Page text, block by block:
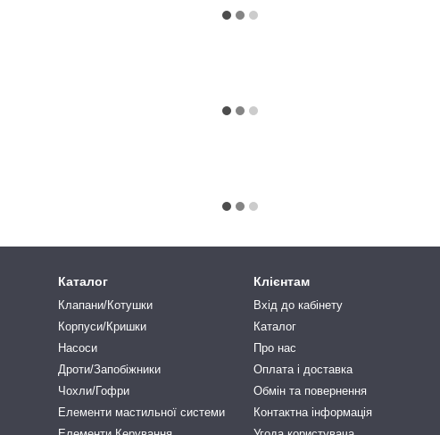
Каталог
Клапани/Котушки
Корпуси/Кришки
Насоси
Дроти/Запобіжники
Чохли/Гофри
Елементи мастильної системи
Клієнтам
Вхід до кабінету
Каталог
Про нас
Оплата і доставка
Обмін та повернення
Контактна інформація